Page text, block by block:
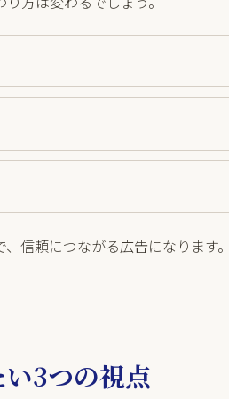
信頼につながる広告になります
3つの視点